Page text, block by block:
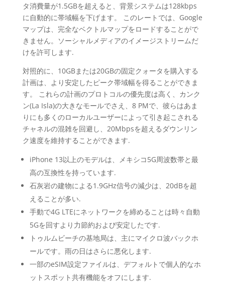
タ消費量が1.5GBを超えると、背景システムは128kbps
に自動的に帯域幅を下げます。 このレートでは、Google
マップは、完全なベクトルマップをロードすることがで
きません。ソーシャルメディアのイメージストリームだ
けを許可します.
対照的に、10GBまたは20GBの固定クォータを購入する
計画は、より安定したピーク帯域幅を得ることができま
す。 これらの計画のプロトコルの優先度は高く、カンク
ン(La Isla)の大きなモールでさえ、8 PMで、彼らはあま
りにも多くのローカルユーザーによって引き起こされる
チャネルの混雑を回避し、20Mbpsを超えるダウンリン
ク速度を維持することができます.
iPhone 13以上のモデルは、メキシコ5G周波数帯と最
高の互換性を持っています.
石灰岩の建物による1.9GHz信号の減少は、20dBを超
えることが多い.
手動で4G LTEにネットワークを締めることは時々自動
5Gを回すより力節約および安定したです.
トゥルムビーチの基地局は、主にマイクロ波バックホ
ールです。雨の日はさらに悪化します.
一部のeSIM設定ファイルは、デフォルトで個人的なホ
ットスポット共有機能をオフにします.